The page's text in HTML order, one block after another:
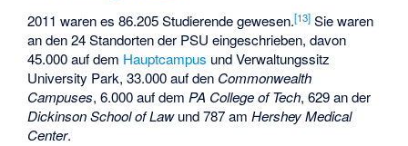
2011 waren es 86.205 Studierende gewesen.[13] Sie waren
an den 24 Standorten der PSU eingeschrieben, davon
45.000 auf dem Hauptcampus und Verwaltungssitz
University Park, 33.000 auf den Commonwealth
Campuses, 6.000 auf demPA College of Tech, 629 an der
Dickinson School of Lawund 787 amHershey Medical
Center.